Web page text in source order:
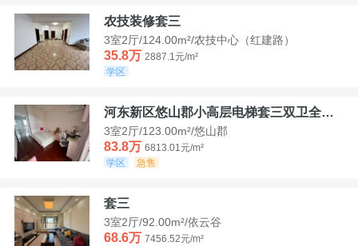
农技装修套三
3室2厅/124.00m²/农技中心（红建路）
35.8万 2887.1元/m²
学区
河东新区悠山郡小高层电梯套三双卫全装带家具家电
3室2厅/123.00m²/悠山郡
83.8万 6813.01元/m²
学区
急售
套三
3室2厅/92.00m²/依云谷
68.6万 7456.52元/m²